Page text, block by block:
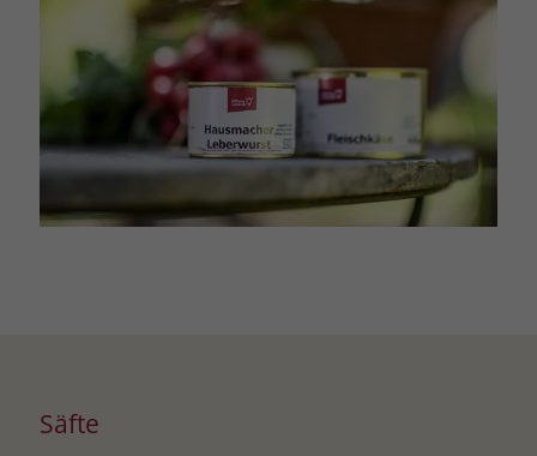
Säfte
Zweck
Nutzers auf verschiedenen Websites
und meldet dieses Verhalten an
Facebook. Facebook kann dann die
gesammelten Daten nutzen, um den
Nutzer besser zu verstehen und
bessere, relevantere Werbung zu
zeigen. Das _fbp-Cookie sammelt keine
persönlich identifizierbaren
Informationen und wird von Facebook